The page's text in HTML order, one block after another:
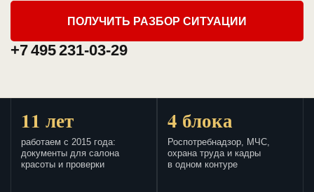
ПОЛУЧИТЬ РАЗБОР СИТУАЦИИ
+7 495 231-03-29
11 лет
работаем с 2015 года:
документы для салона
красоты и проверки
4 блока
Роспотребнадзор, МЧС,
охрана труда и кадры
в одном контуре